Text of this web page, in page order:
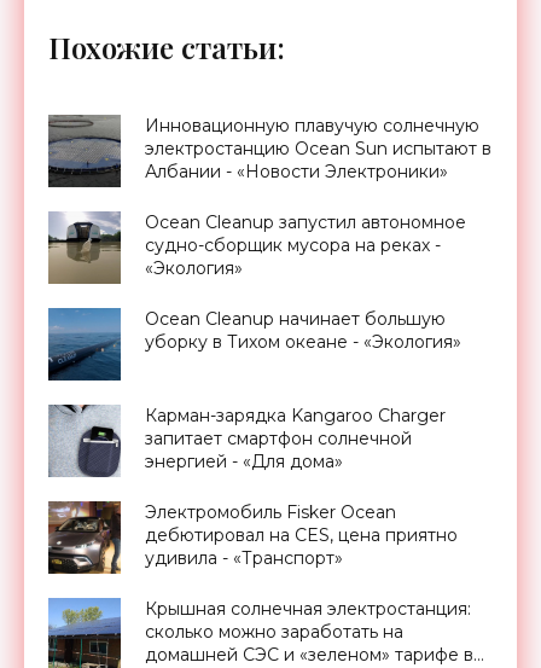
Похожие статьи:
Инновационную плавучую солнечную
электростанцию Ocean Sun испытают в
Албании - «Новости Электроники»
Ocean Cleanup запустил автономное
судно-сборщик мусора на реках -
«Экология»
Ocean Cleanup начинает большую
уборку в Тихом океане - «Экология»
Карман-зарядка Kangaroo Charger
запитает смартфон солнечной
энергией - «Для дома»
Электромобиль Fisker Ocean
дебютировал на CES, цена приятно
удивила - «Транспорт»
Крышная солнечная электростанция:
сколько можно заработать на
домашней СЭС и «зеленом» тарифе в